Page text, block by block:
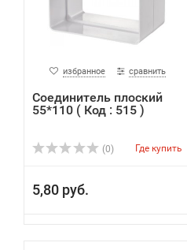
избранное сравнить
Соединитель плоский
55*110 ( Код : 515 )
(0) Где купить
5,80 руб.